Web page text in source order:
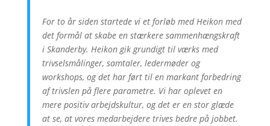
For to år siden startede vi et forløb med Heikon med
det formål at skabe en stærkere sammenhængskraft
i Skanderby. Heikon gik grundigt til værks med
trivselsmålinger, samtaler, ledermøder og
workshops, og det har ført til en markant forbedring
af trivslen på flere parametre. Vi har oplevet en
mere positiv arbejdskultur, og det er en stor glæde
at se, at vores medarbejdere trives bedre på jobbet.